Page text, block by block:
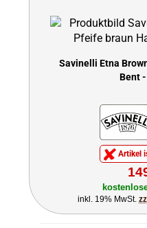
Savinelli Etna
Bent
Artikel
inkl. 19% MwSt.